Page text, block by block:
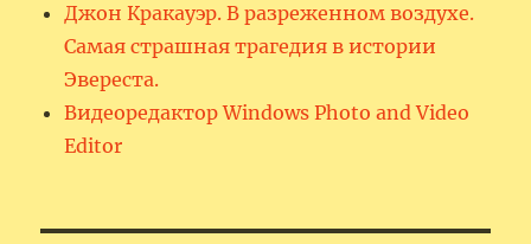
Джон Кракауэр. В разреженном воздухе.
Самая страшная трагедия в истории
Эвереста.
Видеоредактор Windows Photo and Video
Editor